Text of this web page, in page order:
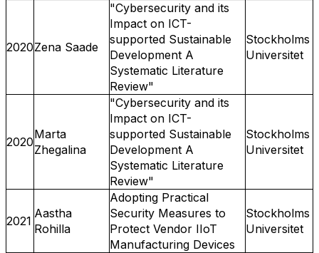
2020Zena Saade
"Cybersecurity and its
Impact on ICT-
supported Sustainable
Development A
Systematic Literature
Review"
Stockholms
Universitet
2020
Marta
Zhegalina
"Cybersecurity and its
Impact on ICT-
supported Sustainable
Development A
Systematic Literature
Review"
Stockholms
Universitet
2021
Aastha
Rohilla
Adopting Practical
Security Measures to
Protect Vendor IIoT
Manufacturing Devices
Stockholms
Universitet